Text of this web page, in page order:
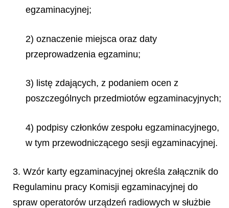
egzaminacyjnej;
2) oznaczenie miejsca oraz daty
przeprowadzenia egzaminu;
3) listę zdających, z podaniem ocen z
poszczególnych przedmiotów egzaminacyjnych;
4) podpisy członków zespołu egzaminacyjnego,
w tym przewodniczącego sesji egzaminacyjnej.
3. Wzór karty egzaminacyjnej określa załącznik do
Regulaminu pracy Komisji egzaminacyjnej do
spraw operatorów urządzeń radiowych w służbie